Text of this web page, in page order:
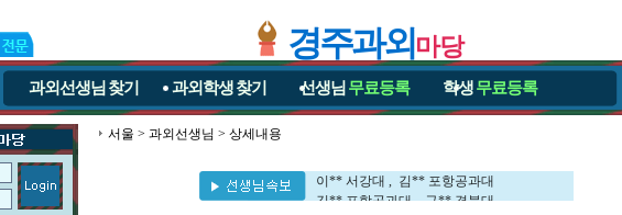
경주과외마당
과외선생님 찾기 과외학생찾기 선생님 무료등록 학생무료등록
서울 > 과외선생님 > 상세내용
이** 서강대 , 김** 포항공과대
김** 포항공과대 , 구** 경북대